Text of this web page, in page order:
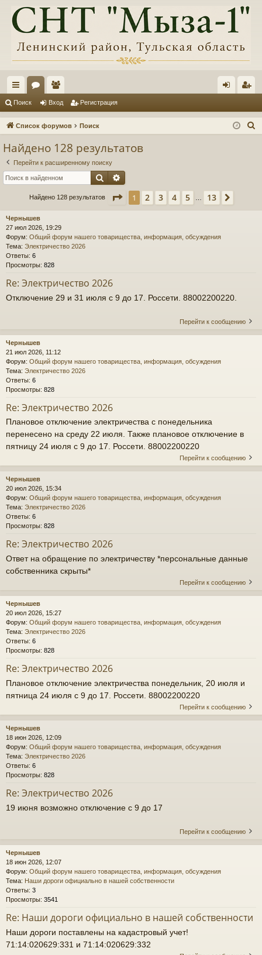
с
ы ум
ол
ьз
ел
д ис
Поиск Вход Регистрация
Список форумов Поиск
Найдено 128 результатов
Перейти к расширенному поиску
Поиск
Найдено 128 результатов Страница из 13
1 2 3 4 5 13
Чернышев
27 июл 2026, 19:29
Форум: Общий форум нашего товарищества, информация, обсуждения
Тема: Электричество 2026
Ответы: 6
Просмотры: 828
Re: Электричество 2026
Отключение 29 и 31 июля с 9 до 17. Россети. 88002200220.
Перейти к сообщению
Чернышев
21 июл 2026, 11:12
Форум: Общий форум нашего товарищества, информация, обсуждения
Тема: Электричество 2026
Ответы: 6
Просмотры: 828
Re: Электричество 2026
Плановое отключение электричества с понедельника
перенесено на среду 22 июля. Также плановое отключение в
пятницу 24 июля с 9 до 17. Россети. 88002200220
Перейти к сообщению
Чернышев
20 июл 2026, 15:34
Форум: Общий форум нашего товарищества, информация, обсуждения
Тема: Электричество 2026
Ответы: 6
Просмотры: 828
Re: Электричество 2026
Ответ на обращение по электричеству *персональные данные
собственника скрыты*
Перейти к сообщению
Чернышев
20 июл 2026, 15:27
Форум: Общий форум нашего товарищества, информация, обсуждения
Тема: Электричество 2026
Ответы: 6
Просмотры: 828
Re: Электричество 2026
Плановое отключение электричества понедельник, 20 июля и
пятница 24 июля с 9 до 17. Россети. 88002200220
Перейти к сообщению
Чернышев
18 июн 2026, 12:09
Форум: Общий форум нашего товарищества, информация, обсуждения
Тема: Электричество 2026
Ответы: 6
Просмотры: 828
Re: Электричество 2026
19 июня возможно отключение с 9 до 17
Перейти к сообщению
Чернышев
18 июн 2026, 12:07
Форум: Общий форум нашего товарищества, информация, обсуждения
Тема: Наши дороги официально в нашей собственности
Ответы: 3
Просмотры: 3541
Re: Наши дороги официально в нашей собственности
Наши дороги поставлены на кадастровый учет!
71:14:020629:331 и 71:14:020629:332